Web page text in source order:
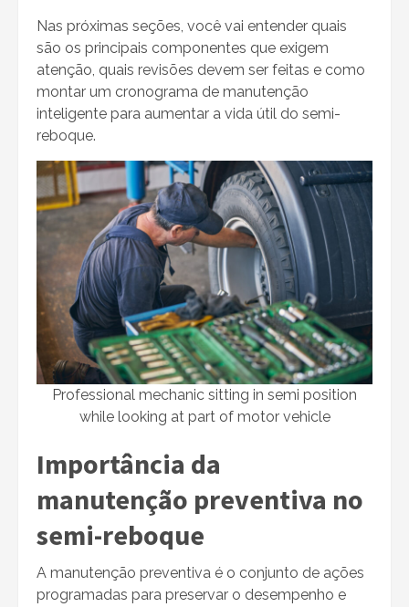
Nas próximas seções, você vai entender quais
são os principais componentes que exigem
atenção, quais revisões devem ser feitas e como
montar um cronograma de manutenção
inteligente para aumentar a vida útil do semi-
reboque.
Professional mechanic sitting in semi position
while looking at part of motor vehicle
Importância da
manutenção preventiva no
semi-reboque
A manutenção preventiva é o conjunto de ações
programadas para preservar o desempenho e